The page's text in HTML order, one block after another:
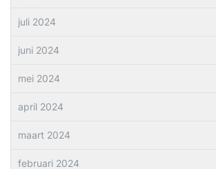
juli 2024
juni 2024
mei 2024
april 2024
maart 2024
februari 2024